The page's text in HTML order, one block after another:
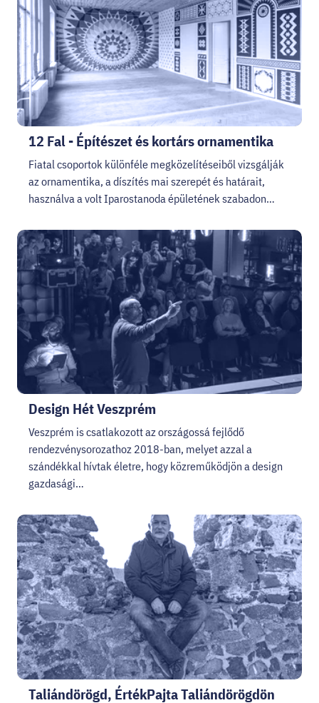
12 Fal - Építészet és kortárs ornamentika
Fiatal csoportok különféle megközelítéseiből vizsgálják
az ornamentika, a díszítés mai szerepét és határait,
használva a volt Iparostanoda épületének szabadon…
Design Hét Veszprém
Veszprém is csatlakozott az országossá fejlődő
rendezvénysorozathoz 2018-ban, melyet azzal a
szándékkal hívtak életre, hogy közreműködjön a design
gazdasági…
Taliándörögd, ÉrtékPajta Taliándörögdön